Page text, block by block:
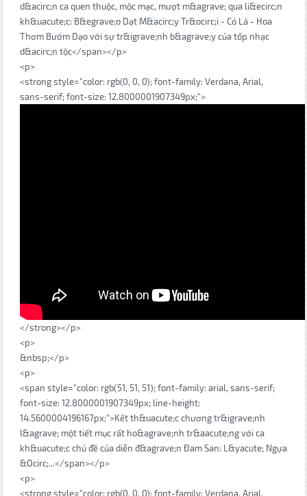
d&acirc;n ca quen thuộc, mộc mạc, mượt m&agrave; qua li&ecirc;n
kh&uacute;c: B&egrave;o Dạt M&acirc;y Tr&ocirc;i - Cỏ Lả - Hoa
Thơm Bướm Dạo với sự tr&igrave;nh b&agrave;y của tốp nhạc
d&acirc;n tộc</span></p>
<p>
<strong style="color: rgb(0, 0, 0); font-family: Verdana, Arial,
sans-serif; font-size: 12.8000001907349px;">
</strong></p>
<p>
&nbsp;</p>
<p>
<span style="color: rgb(51, 51, 51); font-family: arial, sans-serif;
font-size: 12.8000001907349px; line-height:
14.5600004196167px;">Kết th&uacute;c chương tr&igrave;nh
l&agrave; một tiết mục rất ho&agrave;nh tr&aacute;ng với ca
kh&uacute;c chủ đề của diễn đ&agrave;n Đam San: L&yacute; Ngựa
&Ocirc;...</span></p>
<p>
<strong style="color: rgb(0, 0, 0); font-family: Verdana, Arial,